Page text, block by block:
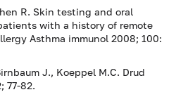
R. Skin testing and oral
with a history of remote
Asthma immunol 2008; 100:
J., Koeppel M.C. Drud
77-82.